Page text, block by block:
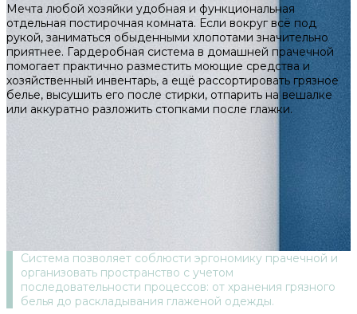
Мечта любой хозяйки удобная и функциональная
отдельная постирочная комната. Если вокруг всё под
рукой, заниматься обыденными хлопотами значительно
приятнее. Гардеробная система в домашней прачечной
помогает практично разместить моющие средства и
хозяйственный инвентарь, а ещё рассортировать грязное
белье, высушить его после стирки, отпарить на вешалке
или аккуратно разложить стопками после глажки.
Система позволяет соблюсти эргономику прачечной и
организовать пространство с учетом
последовательности процессов: от хранения грязного
белья до раскладывания глаженой одежды.